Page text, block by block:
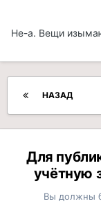
Не-а. Вещи
НАЗАД
Для
учётную
Вы должны